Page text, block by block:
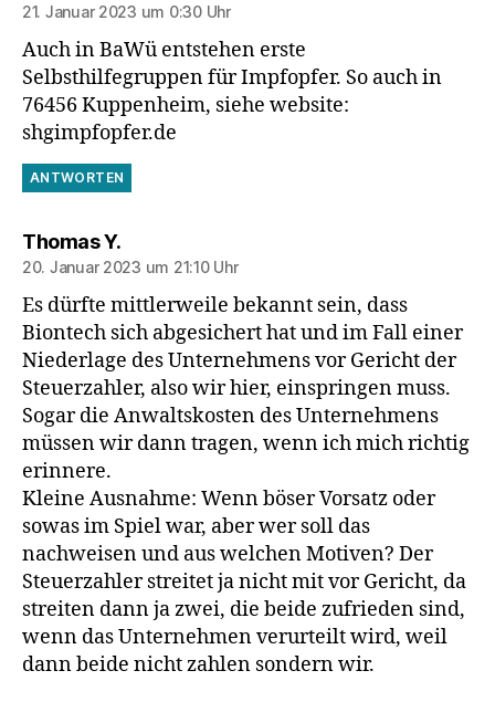
21. Januar 2023 um 0:30 Uhr
Auch in BaWü entstehen erste
Selbsthilfegruppen für Impfopfer. So auch in
76456 Kuppenheim, siehe website:
shgimpfopfer.de
ANTWORTEN
Thomas Y.sagt:
20. Januar 2023 um 21:10 Uhr
Es dürfte mittlerweile bekannt sein, dass
Biontech sich abgesichert hat und im Fall einer
Niederlage des Unternehmens vor Gericht der
Steuerzahler, also wir hier, einspringen muss.
Sogar die Anwaltskosten des Unternehmens
müssen wir dann tragen, wenn ich mich richtig
erinnere.
Kleine Ausnahme: Wenn böser Vorsatz oder
sowas im Spiel war, aber wer soll das
nachweisen und aus welchen Motiven? Der
Steuerzahler streitet ja nicht mit vor Gericht, da
streiten dann ja zwei, die beide zufrieden sind,
wenn das Unternehmen verurteilt wird, weil
dann beide nicht zahlen sondern wir.